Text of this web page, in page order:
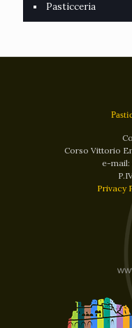
Pasticceria
Corso Vittorio
e-mail:
Privacy